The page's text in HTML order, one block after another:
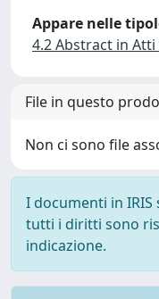
Appare nelle
4.2 Abstract in
File in questo
Non ci sono file
I documenti in
tutti i diritti sono
indicazione.